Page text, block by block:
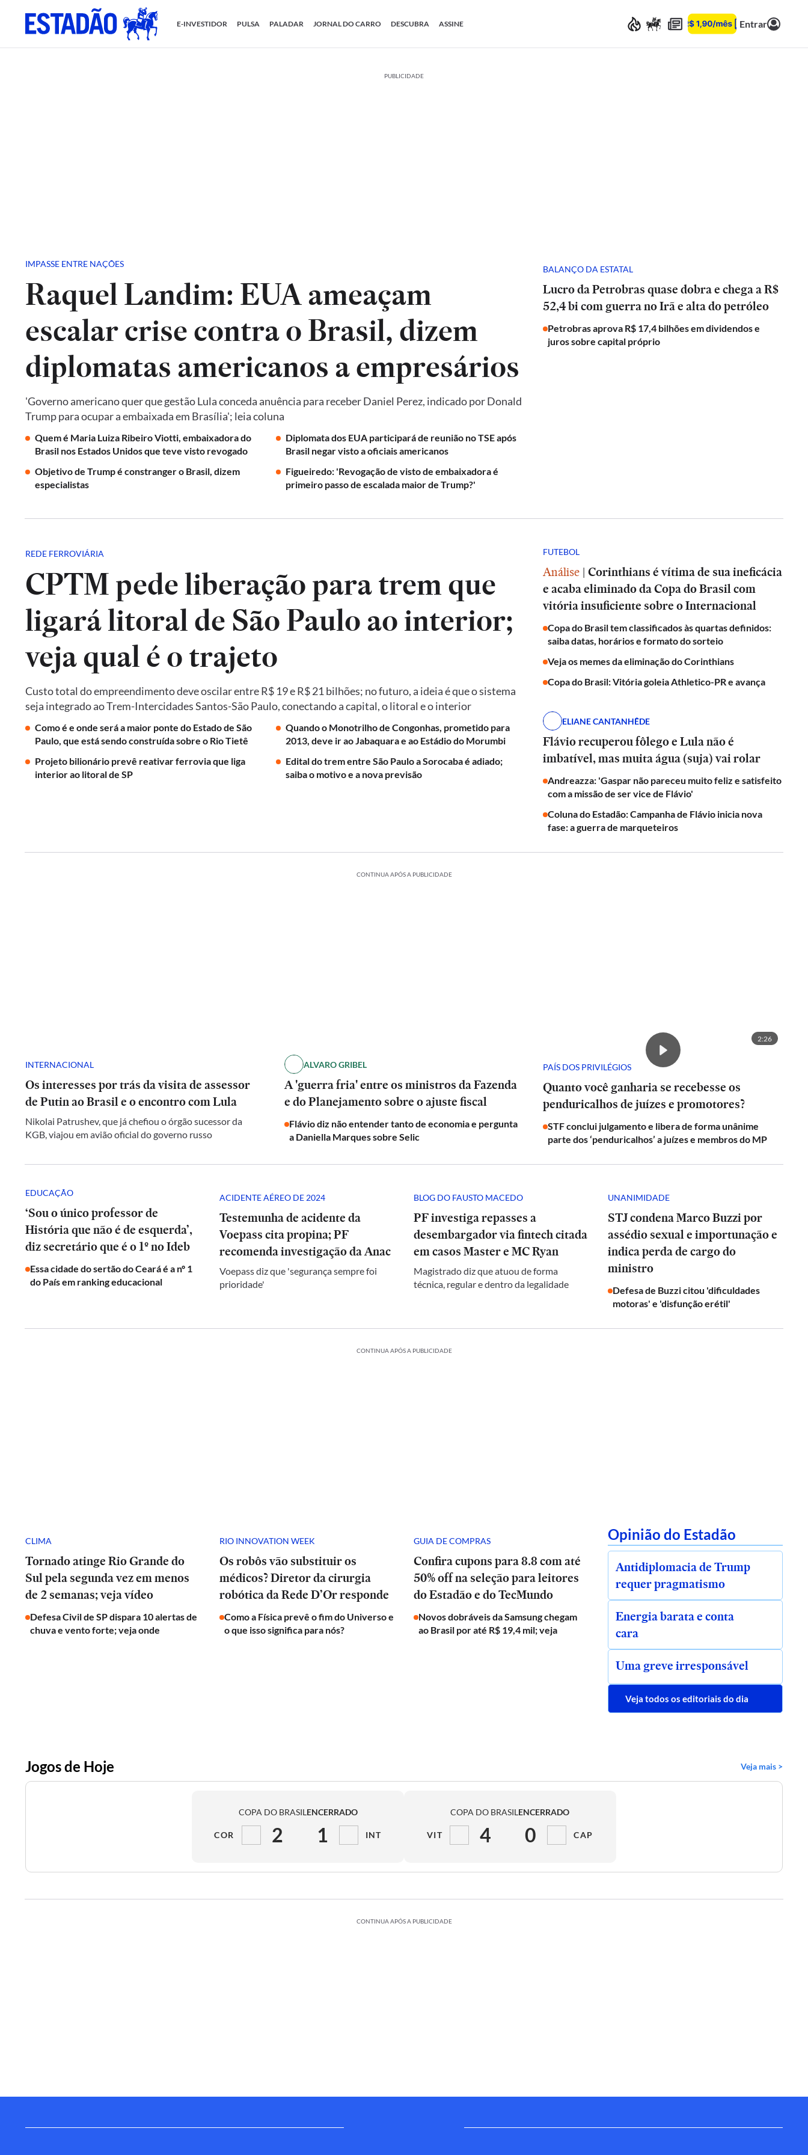
E-INVESTIDOR PULSA PALADAR JORNAL DO CARRO DESCUBRA ASSINE Entrar
PUBLICIDADE
IMPASSE ENTRE NAÇÕES
Raquel Landim: EUA ameaçam
escalar crise contra o Brasil, dizem
diplomatas americanos a empresários
'Governo americano quer que gestão Lula conceda anuência para receber Daniel Perez, indicado por Donald
Trump para ocupar a embaixada em Brasília'; leia coluna
Quem é Maria Luiza Ribeiro Viotti, embaixadora do
Brasil nos Estados Unidos que teve visto revogado
Diplomata dos EUA participará de reunião no TSE após
Brasil negar visto a oficiais americanos
Objetivo de Trump é constranger o Brasil, dizem
especialistas
Figueiredo: 'Revogação de visto de embaixadora é
primeiro passo de escalada maior de Trump?'
BALANÇO DA ESTATAL
Lucro da Petrobras quase dobra e chega a R$
52,4 bi com guerra no Irã e alta do petróleo
Petrobras aprova R$ 17,4 bilhões em dividendos e
juros sobre capital próprio
REDE FERROVIÁRIA
CPTM pede liberação para trem que
ligará litoral de São Paulo ao interior;
veja qual é o trajeto
Custo total do empreendimento deve oscilar entre R$ 19 e R$ 21 bilhões; no futuro, a ideia é que o sistema
seja integrado ao Trem-Intercidades Santos-São Paulo, conectando a capital, o litoral e o interior
Como é e onde será a maior ponte do Estado de São
Paulo, que está sendo construída sobre o Rio Tietê
Quando o Monotrilho de Congonhas, prometido para
2013, deve ir ao Jabaquara e ao Estádio do Morumbi
Projeto bilionário prevê reativar ferrovia que liga
interior ao litoral de SP
Edital do trem entre São Paulo a Sorocaba é adiado;
saiba o motivo e a nova previsão
FUTEBOL
Análise | Corinthians é vítima de sua ineficácia
e acaba eliminado da Copa do Brasil com
vitória insuficiente sobre o Internacional
Copa do Brasil tem classificados às quartas definidos:
saiba datas, horários e formato do sorteio
Veja os memes da eliminação do Corinthians
Copa do Brasil: Vitória goleia Athletico-PR e avança
ELIANE CANTANHÊDE
Flávio recuperou fôlego e Lula não é
imbatível, mas muita água (suja) vai rolar
Andreazza: 'Gaspar não pareceu muito feliz e satisfeito
com a missão de ser vice de Flávio'
Coluna do Estadão: Campanha de Flávio inicia nova
fase: a guerra de marqueteiros
CONTINUA APÓS A PUBLICIDADE
INTERNACIONAL
Os interesses por trás da visita de assessor
de Putin ao Brasil e o encontro com Lula
Nikolai Patrushev, que já chefiou o órgão sucessor da
KGB, viajou em avião oficial do governo russo
ALVARO GRIBEL
A 'guerra fria' entre os ministros da Fazenda
e do Planejamento sobre o ajuste fiscal
Flávio diz não entender tanto de economia e pergunta
a Daniella Marques sobre Selic
2:26
PAÍS DOS PRIVILÉGIOS
Quanto você ganharia se recebesse os
penduricalhos de juízes e promotores?
STF conclui julgamento e libera de forma unânime
parte dos ‘penduricalhos’ a juízes e membros do MP
EDUCAÇÃO
‘Sou o único professor de
História que não é de esquerda’,
diz secretário que é o 1º no Ideb
Essa cidade do sertão do Ceará é a nº 1
do País em ranking educacional
ACIDENTE AÉREO DE 2024
Testemunha de acidente da
Voepass cita propina; PF
recomenda investigação da Anac
Voepass diz que 'segurança sempre foi
prioridade'
BLOG DO FAUSTO MACEDO
PF investiga repasses a
desembargador via fintech citada
em casos Master e MC Ryan
Magistrado diz que atuou de forma
técnica, regular e dentro da legalidade
UNANIMIDADE
STJ condena Marco Buzzi por
assédio sexual e importunação e
indica perda de cargo do
ministro
Defesa de Buzzi citou 'dificuldades
motoras' e 'disfunção erétil'
CONTINUA APÓS A PUBLICIDADE
CLIMA
Tornado atinge Rio Grande do
Sul pela segunda vez em menos
de 2 semanas; veja vídeo
Defesa Civil de SP dispara 10 alertas de
chuva e vento forte; veja onde
RIO INNOVATION WEEK
Os robôs vão substituir os
médicos? Diretor da cirurgia
robótica da Rede D’Or responde
Como a Física prevê o fim do Universo e
o que isso significa para nós?
GUIA DE COMPRAS
Confira cupons para 8.8 com até
50% off na seleção para leitores
do Estadão e do TecMundo
Novos dobráveis da Samsung chegam
ao Brasil por até R$ 19,4 mil; veja
Opinião do Estadão
Antidiplomacia de Trump
requer pragmatismo
Energia barata e conta
cara
Uma greve irresponsável
Veja todos os editoriais do dia
Jogos de Hoje Veja mais >
COPA DO BRASILENCERRADO
COR 2 1 INT
COPA DO BRASILENCERRADO
VIT 4 0 CAP
CONTINUA APÓS A PUBLICIDADE